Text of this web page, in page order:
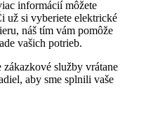
informácií môžete
už si vyberiete elektrické
náš tím vám pomôže
vašich potrieb.
zákazkové služby vrátane
aby sme splnili vaše